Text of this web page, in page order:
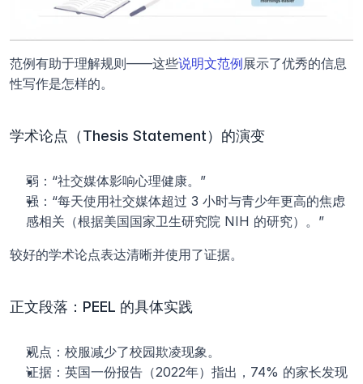
范例有助于理解规则——这些说明文范例展示了优秀的信息
性写作是怎样的。
学术论点（Thesis Statement）的演变
弱：“社交媒体影响心理健康。”
强：“每天使用社交媒体超过 3 小时与青少年更高的焦虑
感相关（根据美国国家卫生研究院 NIH 的研究）。”
较好的学术论点表达清晰并使用了证据。
正文段落：PEEL 的具体实践
观点：校服减少了校园欺凌现象。
证据：英国一份报告（2022年）指出，74% 的家长发现